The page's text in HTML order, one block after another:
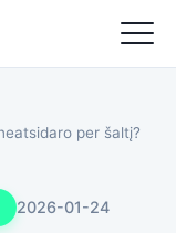
per šaltį?
2026-01-24